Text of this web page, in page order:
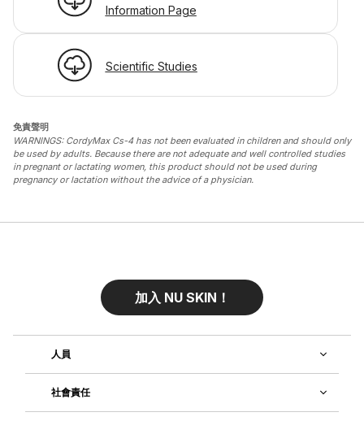
Information Page
Scientific Studies
免責聲明
WARNINGS: CordyMax Cs-4 has not been evaluated in children and should only
be used by adults. Because there are not adequate and well controlled studies
in pregnant or lactating women, this product should not be used during
pregnancy or lactation without the advice of a physician.
加入 NU SKIN！
人員
社會責任